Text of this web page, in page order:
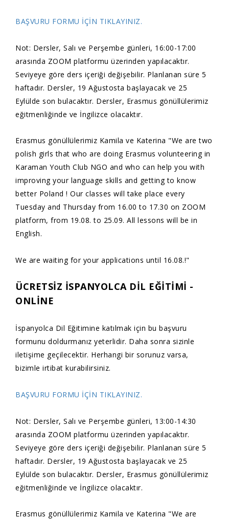
BAŞVURU FORMU İÇİN TIKLAYINIZ.
Not: Dersler, Salı ve Perşembe günleri, 16:00-17:00
arasında ZOOM platformu üzerinden yapılacaktır.
Seviyeye göre ders içeriği değişebilir. Planlanan süre 5
haftadır. Dersler, 19 Ağustosta başlayacak ve 25
Eylülde son bulacaktır. Dersler, Erasmus gönüllülerimiz
eğitmenliğinde ve İngilizce olacaktır.
Erasmus gönüllülerimiz Kamila ve Katerina "We are two
polish girls that who are doing Erasmus volunteering in
Karaman Youth Club NGO and who can help you with
improving your language skills and getting to know
better Poland ! Our classes will take place every
Tuesday and Thursday from 16.00 to 17.30 on ZOOM
platform, from 19.08. to 25.09. All lessons will be in
English.
We are waiting for your applications until 16.08.!"
ÜCRETSİZ İSPANYOLCA DİL EĞİTİMİ -
ONLİNE
İspanyolca Dil Eğitimine katılmak için bu başvuru
formunu doldurmanız yeterlidir. Daha sonra sizinle
iletişime geçilecektir. Herhangi bir sorunuz varsa,
bizimle irtibat kurabilirsiniz.
BAŞVURU FORMU İÇİN TIKLAYINIZ.
Not: Dersler, Salı ve Perşembe günleri, 13:00-14:30
arasında ZOOM platformu üzerinden yapılacaktır.
Seviyeye göre ders içeriği değişebilir. Planlanan süre 5
haftadır. Dersler, 19 Ağustosta başlayacak ve 25
Eylülde son bulacaktır. Dersler, Erasmus gönüllülerimiz
eğitmenliğinde ve İngilizce olacaktır.
Erasmus gönüllülerimiz Kamila ve Katerina "We are